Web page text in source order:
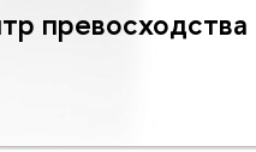
превосходства